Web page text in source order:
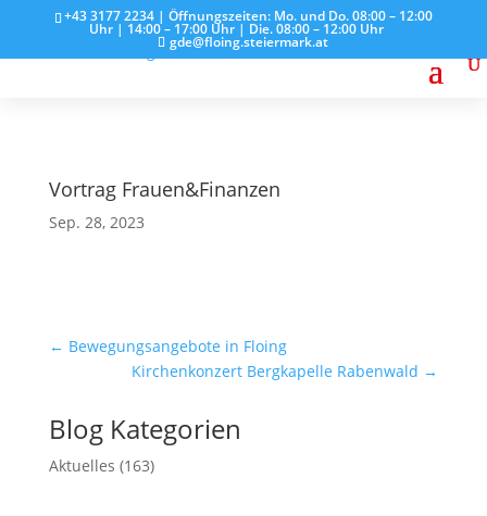
+43 3177 2234 | Öffnungszeiten: Mo. und Do. 08:00 – 12:00
Uhr | 14:00 – 17:00 Uhr | Die. 08:00 – 12:00 Uhr
gde@floing.steiermark.at
Vortrag Frauen&Finanzen
Sep. 28, 2023
← Bewegungsangebote in Floing
Kirchenkonzert Bergkapelle Rabenwald →
Blog Kategorien
Aktuelles (163)